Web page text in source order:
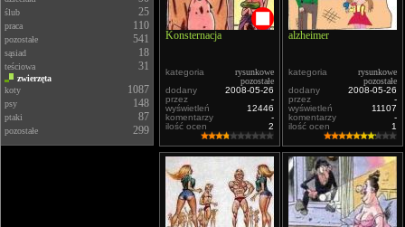
ślub 25
praca 110
pozostałe 541
sąsiad 18
teściowa 31
zwierzęta
koty
1087
psy 148
ptaki 87
pozostałe 299
Konsternacja
kategoria
rysunkowe
pozostałe
dodany
2008-05-26
przez
-
wyświetleń
12446
komentarzy
-
ilość ocen
2
alzheimer
kategoria
rysunkowe
pozostałe
dodany
2008-05-26
przez
-
wyświetleń
11107
komentarzy
-
ilość ocen
1